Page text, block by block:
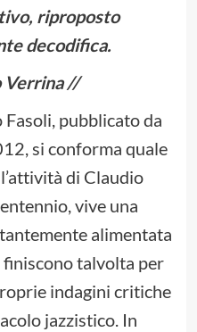
riproposto
decodifica.
Verrina //
pubblicato da
si conforma quale
di Claudio
vive una
alimentata
talvolta per
indagini critiche
jazzistico. In